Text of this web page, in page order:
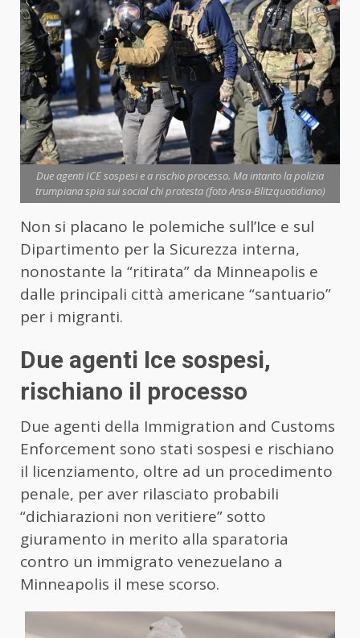
Due agenti ICE sospesi e a rischio processo. Ma intanto la polizia
trumpiana spia sui social chi protesta (foto Ansa-Blitzquotidiano)
Non si placano le polemiche sull’Ice e sul
Dipartimento per la Sicurezza interna,
nonostante la “ritirata” da Minneapolis e
dalle principali città americane “santuario”
per i migranti.
Due agenti Ice sospesi,
rischiano il processo
Due agenti della Immigration and Customs
Enforcement sono stati sospesi e rischiano
il licenziamento, oltre ad un procedimento
penale, per aver rilasciato probabili
“dichiarazioni non veritiere” sotto
giuramento in merito alla sparatoria
contro un immigrato venezuelano a
Minneapolis il mese scorso.